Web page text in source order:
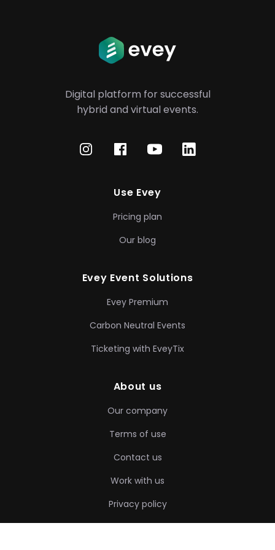
Digital platform for successful
hybrid and virtual events.
Use Evey
Pricing plan
Our blog
Evey Event Solutions
Evey Premium
Carbon Neutral Events
Ticketing with EveyTix
About us
Our company
Terms of use
Contact us
Work with us
Privacy policy